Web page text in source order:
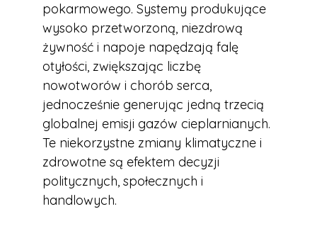
pokarmowego. Systemy produkujące
wysoko przetworzoną, niezdrową
żywność i napoje napędzają falę
otyłości, zwiększając liczbę
nowotworów i chorób serca,
jednocześnie generując jedną trzecią
globalnej emisji gazów cieplarnianych.
Te niekorzystne zmiany klimatyczne i
zdrowotne są efektem decyzji
politycznych, społecznych i
handlowych.